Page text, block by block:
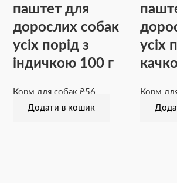
паштет для
дорослих собак
усіх порід з
індичкою 100 г
Корм для собак ₴56
Додати в кошик
усіх
Корм